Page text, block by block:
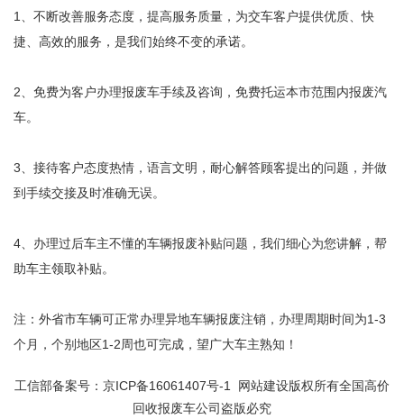
1、不断改善服务态度，提高服务质量，为交车客户提供优质、快
捷、高效的服务，是我们始终不变的承诺。
2、免费为客户办理报废车手续及咨询，免费托运本市范围内报废汽
车。
3、接待客户态度热情，语言文明，耐心解答顾客提出的问题，并做
到手续交接及时准确无误。
4、办理过后车主不懂的车辆报废补贴问题，我们细心为您讲解，帮
助车主领取补贴。
注：外省市车辆可正常办理异地车辆报废注销，办理周期时间为1-3
个月，个别地区1-2周也可完成，望广大车主熟知！
工信部备案号： 京ICP备16061407号-1 网站建设版权所有全国高价
回收报废车公司盗版必究